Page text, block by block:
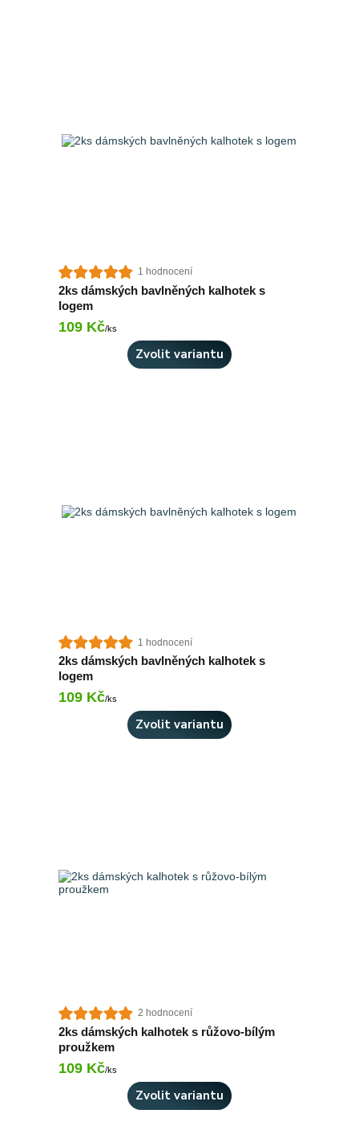
1 hodnocení
2ks dámských bavlněných kalhotek s
logem
109 Kč/ks
Zvolit variantu
1 hodnocení
2ks dámských bavlněných kalhotek s
logem
109 Kč/ks
Zvolit variantu
2 hodnocení
2ks dámských kalhotek s růžovo-bílým
proužkem
109 Kč/ks
Zvolit variantu